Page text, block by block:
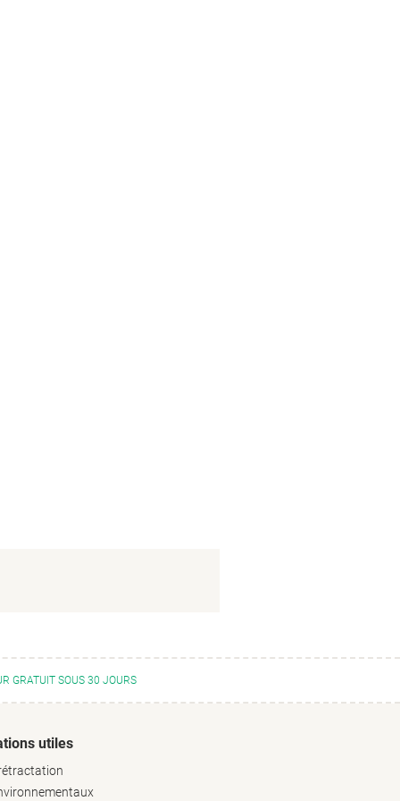
GRATUIT SOUS 30 JOURS
utiles